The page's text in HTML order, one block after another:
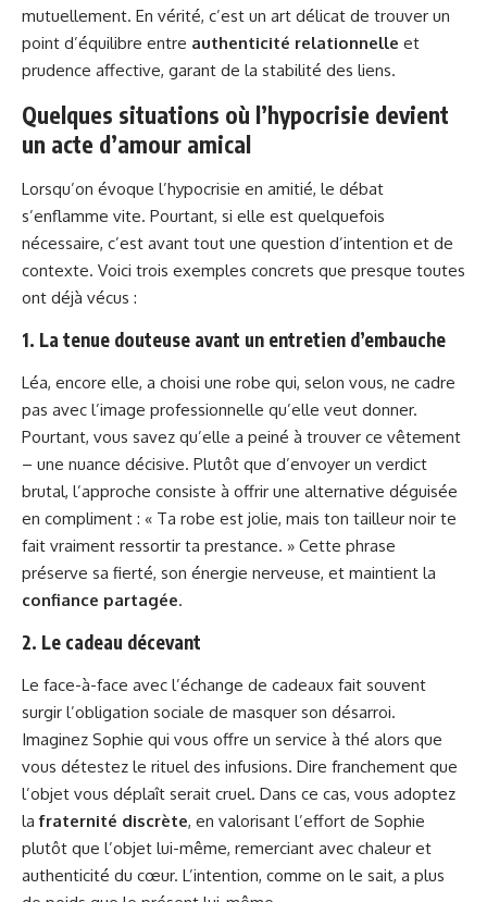
mutuellement. En vérité, c’est un art délicat de trouver un
point d’équilibre entre authenticité relationnelle et
prudence affective, garant de la stabilité des liens.
Quelques situations où l’hypocrisie devient
un acte d’amour amical
Lorsqu’on évoque l’hypocrisie en amitié, le débat
s’enflamme vite. Pourtant, si elle est quelquefois
nécessaire, c’est avant tout une question d’intention et de
contexte. Voici trois exemples concrets que presque toutes
ont déjà vécus :
1. La tenue douteuse avant un entretien d’embauche
Léa, encore elle, a choisi une robe qui, selon vous, ne cadre
pas avec l’image professionnelle qu’elle veut donner.
Pourtant, vous savez qu’elle a peiné à trouver ce vêtement
– une nuance décisive. Plutôt que d’envoyer un verdict
brutal, l’approche consiste à offrir une alternative déguisée
en compliment : « Ta robe est jolie, mais ton tailleur noir te
fait vraiment ressortir ta prestance. » Cette phrase
préserve sa fierté, son énergie nerveuse, et maintient la
confiance partagée.
2. Le cadeau décevant
Le face-à-face avec l’échange de cadeaux fait souvent
surgir l’obligation sociale de masquer son désarroi.
Imaginez Sophie qui vous offre un service à thé alors que
vous détestez le rituel des infusions. Dire franchement que
l’objet vous déplaît serait cruel. Dans ce cas, vous adoptez
lafraternité discrète, en valorisant l’effort de Sophie
plutôt que l’objet lui-même, remerciant avec chaleur et
authenticité du cœur. L’intention, comme on le sait, a plus